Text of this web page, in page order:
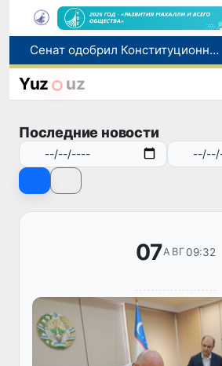
В Ташкенте задержали подозреваемых в распространении крупной партии наркотиков
В Узбекистане упростят назначение пенсий по инвалидности
Сенат одобрил Конституционный закон о правовом статусе Администрации Президента Республики Узбекистан
Yuz uz
Последние новости
07АВГ09:32